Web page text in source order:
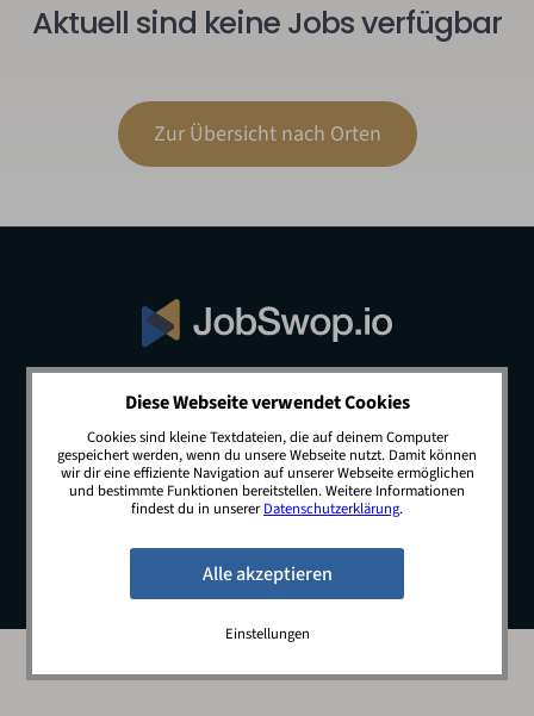
Aktuell sind keine Jobs verfügbar
Zur Übersicht nach Orten
© 2026 JobSwop.io · All rights reserved.
Blog Jobs Newsletter
Kontakt
Preise
Impressum Datenschutz
Diese Webseite verwendet Cookies
Cookies sind kleine Textdateien, die auf deinem Computer
gespeichert werden, wenn du unsere Webseite nutzt. Damit können
wir dir eine effiziente Navigation auf unserer Webseite ermöglichen
und bestimmte Funktionen bereitstellen. Weitere Informationen
findest du in unsererDatenschutzerklärung.
Einstellungen